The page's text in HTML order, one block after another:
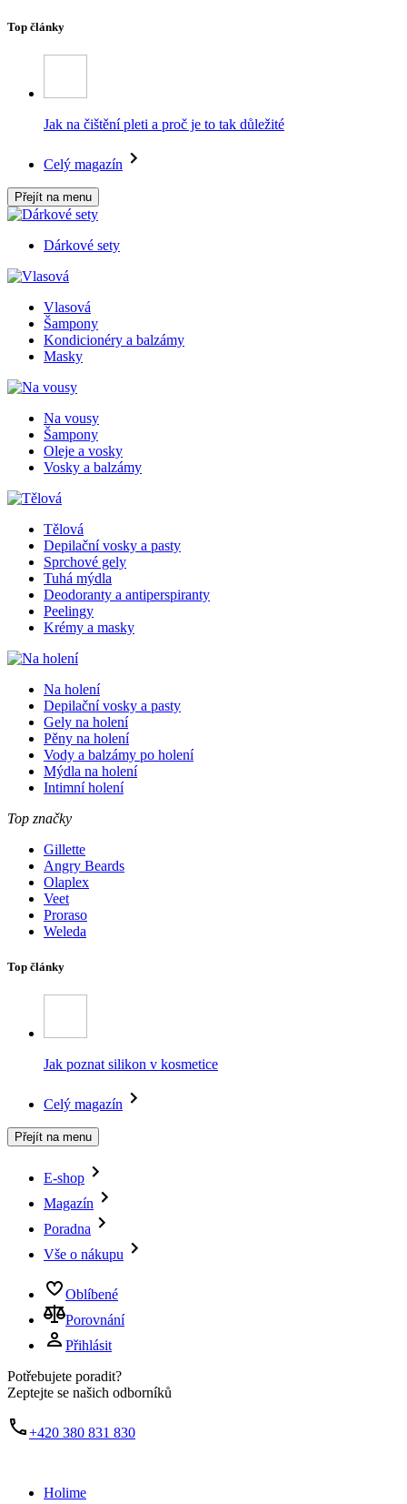
Top články
Jak na čištění pleti a proč je to tak důležité
Celý magazín
Přejít na menu
Dárkové sety
Vlasová
Šampony
Kondicionéry a balzámy
Masky
Na vousy
Šampony
Oleje a vosky
Vosky a balzámy
Tělová
Depilační vosky a pasty
Sprchové gely
Tuhá mýdla
Deodoranty a antiperspiranty
Peelingy
Krémy a masky
Na holení
Depilační vosky a pasty
Gely na holení
Pěny na holení
Vody a balzámy po holení
Mýdla na holení
Intimní holení
Top značky
Gillette
Angry Beards
Olaplex
Veet
Proraso
Weleda
Top články
Jak poznat silikon v kosmetice
Celý magazín
Přejít na menu
E-shop
Magazín
Poradna
Vše o nákupu
Oblíbené
Porovnání
Přihlásit
Potřebujete poradit?
Zeptejte se našich odborníků
+420 380 831 830
Holime